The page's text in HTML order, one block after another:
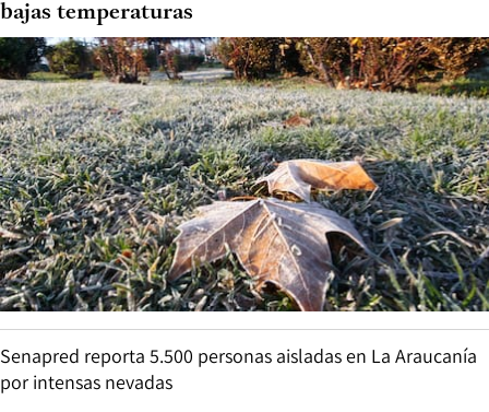
bajas temperaturas
Senapred reporta 5.500 personas aisladas en La Araucanía
por intensas nevadas